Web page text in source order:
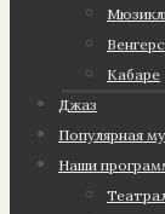
Кабаре
Джаз
Популярная
Наши